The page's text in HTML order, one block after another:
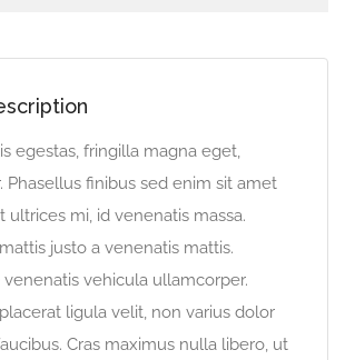
egestas, fringilla magna eget,
Phasellus finibus sed enim sit amet
ultrices mi, id venenatis massa.
justo a venenatis mattis.
vehicula ullamcorper.
ligula velit, non varius dolor
Cras maximus nulla libero, ut